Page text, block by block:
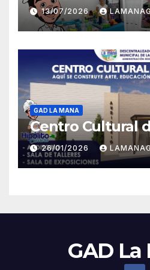
13/07/2026
GAD LA MANA
Centro Cultural
26/01/2026
GAD La